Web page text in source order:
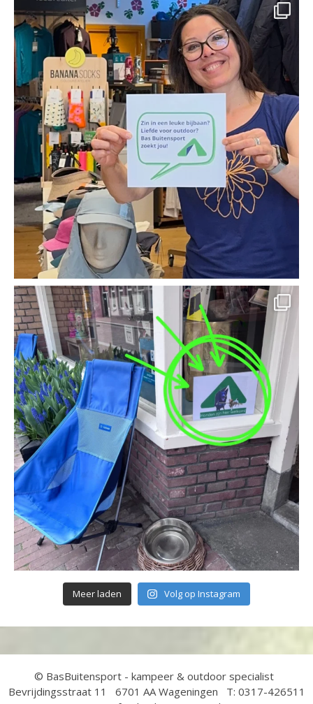
Meer laden Volg op Instagram
© BasBuitensport - kampeer & outdoor specialist
Bevrijdingsstraat 11 6701 AA Wageningen T: 0317-426511